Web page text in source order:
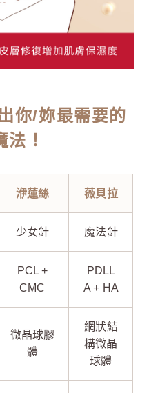
你/妳最需要的
法！
洢蓮絲 薇貝拉
少女針 魔法針
PCL +
CMC
PDLL
A + HA
微晶球膠
體
網狀結
構微晶
球體